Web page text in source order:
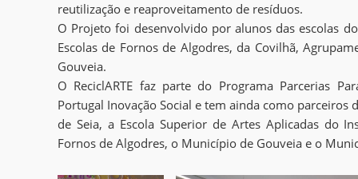
reutilização e reaproveitamento de resíduos.
O Projeto foi desenvolvido por alunos das escolas
Escolas de Fornos de Algodres, da Covilhã,
Gouveia.
O ReciclARTE faz parte do Programa Parcerias
Portugal Inovação Social e tem ainda como parceiros
de Seia, a Escola Superior de Artes Aplicadas do
Fornos de Algodres, o Município de Gouveia e o